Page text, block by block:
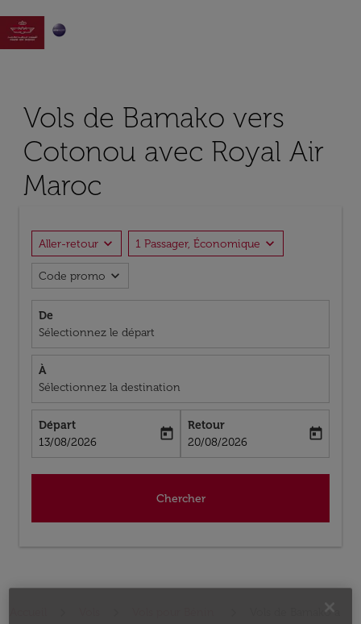

Vols de Bamako vers
Cotonou avec Royal Air
Maroc
Aller-retour expand_more 1 Passager, Économique expand_more
Code promo expand_more
De
Sélectionnez le départ
À
Sélectionnez la destination
Départ
fc-booking-departure-date-aria-label
13/08/2026
today
Retour
fc-booking-return-date-aria-label
20/08/2026
today
Chercher
Vols de Bamako a